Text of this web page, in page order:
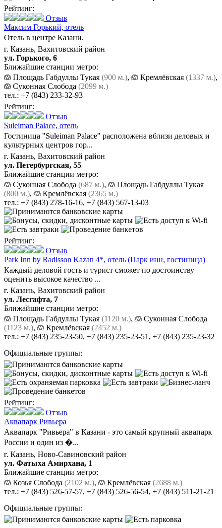
Рейтинг:
Отзыв
Максим Горький, отель
Отель в центре Казани.
г. Казань, Вахитовский район
ул. Горького, 6
Ближайшие станции метро:
Площадь Габдуллы Тукая (900 м.), Кремлёвская (1337 м.),
Суконная Слобода (2099 м.)
тел.: +7 (843) 233-32-93
Рейтинг:
Отзыв
Suleiman Palace, отель
Гостиница "Suleiman Palace" расположена вблизи деловых и
культурных центров гор...
г. Казань, Вахитовский район
ул. Петербургская, 55
Ближайшие станции метро:
Суконная Слобода (687 м.),
Площадь Габдуллы Тукая
(800 м.), Кремлёвская (2365 м.)
тел.: +7 (843) 278-16-16, +7 (843) 567-13-03
Рейтинг:
Отзыв
Park Inn by Radisson Kazan 4*, отель (Парк инн, гостиница)
Каждый деловой гость и турист сможет по достоинству
оценить высокое качество ...
г. Казань, Вахитовский район
ул. Лесгафта, 7
Ближайшие станции метро:
Площадь Габдуллы Тукая (1120 м.),
Суконная Слобода
(1123 м.), Кремлёвская (2452 м.)
тел.: +7 (843) 235-23-50, +7 (843) 235-23-51 , +7 (843) 235-23-32
Официальные группы:
Рейтинг:
Отзыв
Аквапарк Ривьера
Аквапарк "Ривьера" в Казани - это самый крупный аквапарк
России и один из �...
г. Казань, Ново-Савиновский район
ул. Фатыха Амирхана, 1
Ближайшие станции метро:
Козья Слобода (2102 м.), Кремлёвская (2688 м.)
тел.: +7 (843) 526-57-57, +7 (843) 526-56-54, +7 (843) 511-21-21
Официальные группы: